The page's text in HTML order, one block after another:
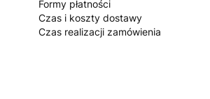
Formy płatności
Czas i koszty dostawy
Czas realizacji zamówienia